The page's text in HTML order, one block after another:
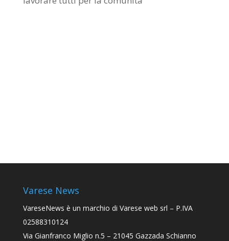
Varese News
VareseNews è un marchio di Varese web srl – P.IVA
02588310124
Via Gianfranco Miglio n.5 – 21045 Gazzada Schianno